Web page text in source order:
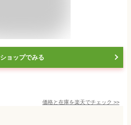
ショップでみる
価格と在庫を楽天でチェック >>